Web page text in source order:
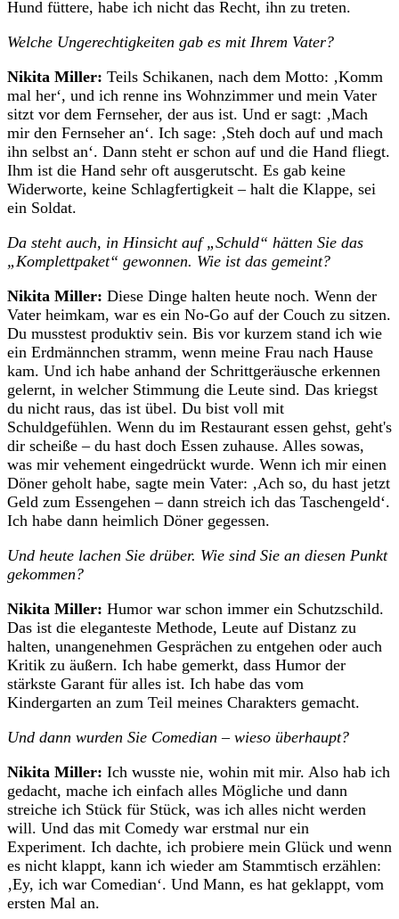
Hund füttere, habe ich nicht das Recht, ihn zu treten.
Welche Ungerechtigkeiten gab es mit Ihrem Vater?
Nikita Miller: Teils Schikanen, nach dem Motto: ‚Komm
mal her‘, und ich renne ins Wohnzimmer und mein Vater
sitzt vor dem Fernseher, der aus ist. Und er sagt: ‚Mach
mir den Fernseher an‘. Ich sage: ‚Steh doch auf und mach
ihn selbst an‘. Dann steht er schon auf und die Hand fliegt.
Ihm ist die Hand sehr oft ausgerutscht. Es gab keine
Widerworte, keine Schlagfertigkeit – halt die Klappe, sei
ein Soldat.
Da steht auch, in Hinsicht auf „Schuld“ hätten Sie das
„Komplettpaket“ gewonnen. Wie ist das gemeint?
Nikita Miller: Diese Dinge halten heute noch. Wenn der
Vater heimkam, war es ein No-Go auf der Couch zu sitzen.
Du musstest produktiv sein. Bis vor kurzem stand ich wie
ein Erdmännchen stramm, wenn meine Frau nach Hause
kam. Und ich habe anhand der Schrittgeräusche erkennen
gelernt, in welcher Stimmung die Leute sind. Das kriegst
du nicht raus, das ist übel. Du bist voll mit
Schuldgefühlen. Wenn du im Restaurant essen gehst, geht's
dir scheiße – du hast doch Essen zuhause. Alles sowas,
was mir vehement eingedrückt wurde. Wenn ich mir einen
Döner geholt habe, sagte mein Vater: ‚Ach so, du hast jetzt
Geld zum Essengehen – dann streich ich das Taschengeld‘.
Ich habe dann heimlich Döner gegessen.
Und heute lachen Sie drüber. Wie sind Sie an diesen Punkt
gekommen?
Nikita Miller: Humor war schon immer ein Schutzschild.
Das ist die eleganteste Methode, Leute auf Distanz zu
halten, unangenehmen Gesprächen zu entgehen oder auch
Kritik zu äußern. Ich habe gemerkt, dass Humor der
stärkste Garant für alles ist. Ich habe das vom
Kindergarten an zum Teil meines Charakters gemacht.
Und dann wurden Sie Comedian – wieso überhaupt?
Nikita Miller: Ich wusste nie, wohin mit mir. Also hab ich
gedacht, mache ich einfach alles Mögliche und dann
streiche ich Stück für Stück, was ich alles nicht werden
will. Und das mit Comedy war erstmal nur ein
Experiment. Ich dachte, ich probiere mein Glück und wenn
es nicht klappt, kann ich wieder am Stammtisch erzählen:
‚Ey, ich war Comedian‘. Und Mann, es hat geklappt, vom
ersten Mal an.